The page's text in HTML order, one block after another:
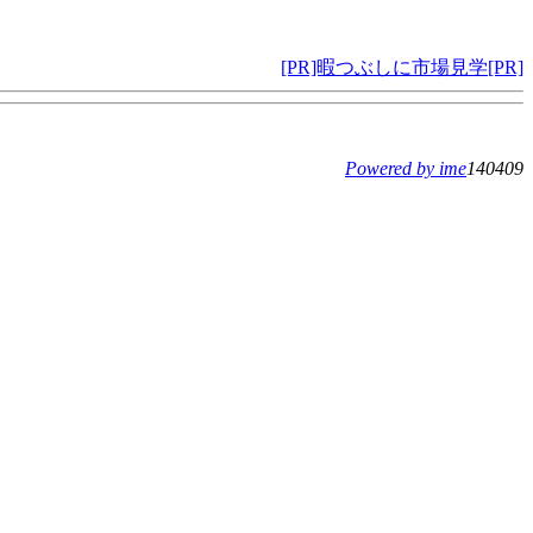
[PR]暇つぶしに市場見学[PR]
Powered by ime140409